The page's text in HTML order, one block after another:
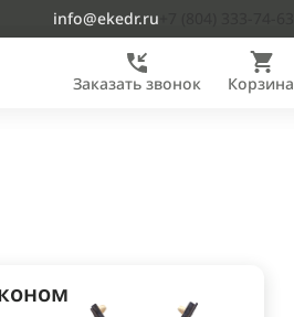
info@ekedr.ru
Заказать звонок Корзина